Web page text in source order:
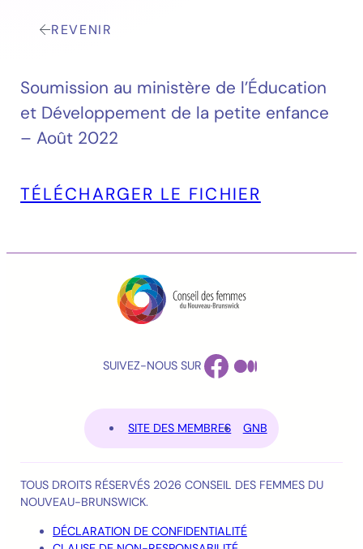
REVENIR
Soumission au ministère de l’Éducation
et Développement de la petite enfance
– Août 2022
TÉLÉCHARGER LE FICHIER
SUIVEZ-NOUS SUR FACEBOOK
MEDIUM
SITE DES MEMBRES GNB
TOUS DROITS RÉSERVÉS 2026 CONSEIL DES FEMMES DU
NOUVEAU-BRUNSWICK.
DÉCLARATION DE CONFIDENTIALITÉ